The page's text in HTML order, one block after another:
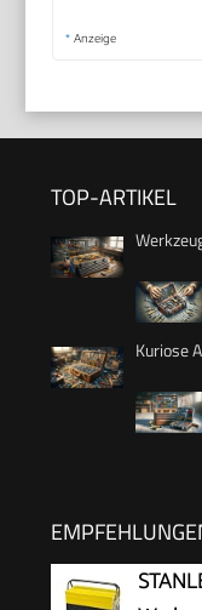
* Anzeige
TOP-ARTIKEL
Kuriose